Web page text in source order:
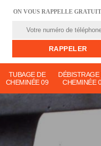
ON VOUS RAPPELLE
TUBAGE DE
CHEMINÉE 09
DÉBISTRAGE
CHEMINÉE